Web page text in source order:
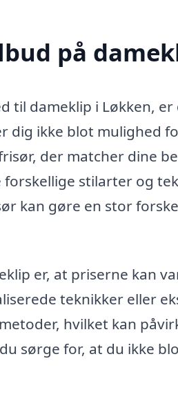
på
til dameklip i Løkken,
dig ikke blot mulighed
der matcher dine
stilarter og
kan gøre en stor
er, at priserne kan
teknikker eller
hvilket kan
sørge for, at du ikke